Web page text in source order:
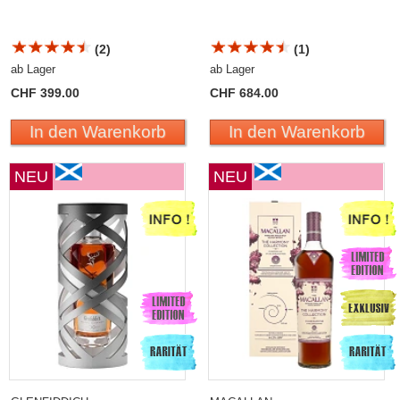
(2)
ab Lager
CHF 399.00
In den Warenkorb
(1)
ab Lager
CHF 684.00
In den Warenkorb
NEU NEU